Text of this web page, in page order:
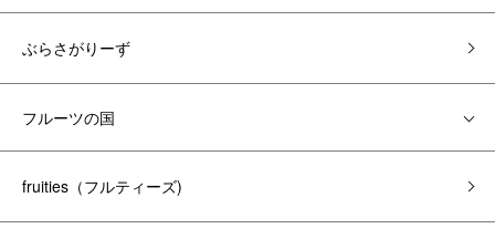
ぶらさがりーず
フルーツの国
fruities（フルティーズ)